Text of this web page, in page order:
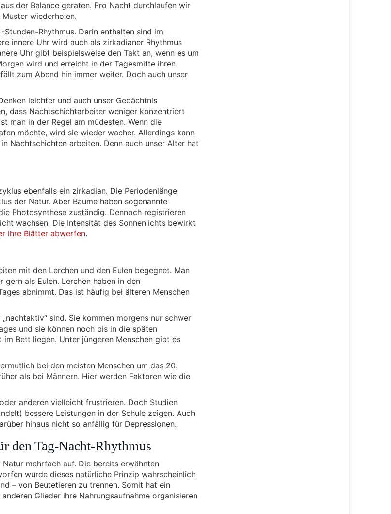
der Balance geraten. Pro Nacht durchlaufen wir
wiederholen.
Rhythmus. Darin enthalten sind im
innere Uhr wird auch als zirkadianer Rhythmus
Uhr gibt beispielsweise den Takt an, wenn es um
wird und erreicht in der Tagesmitte ihren
zum Abend hin immer weiter. Doch auch unser
leichter und auch unser Gedächtnis
dass Nachtschichtarbeiter weniger konzentriert
man in der Regel am müdesten. Wenn die
möchte, wird sie wieder wacher. Allerdings kann
Nachtschichten arbeiten. Denn auch unser Alter hat
ebenfalls ein zirkadian. Die Periodenlänge
der Natur. Aber Bäume haben sogenannte
Photosynthese zuständig. Dennoch registrieren
wachsen. Die Intensität des Sonnenlichts bewirkt
ihre Blätter abwerfen.
mit den Lerchen und den Eulen begegnet. Man
gern als Eulen. Lerchen haben in den
abnimmt. Das ist häufig bei älteren Menschen
sind. Sie kommen morgens nur schwer
und sie können noch bis in die späten
Bett liegen. Unter jüngeren Menschen gibt es
bei den meisten Menschen um das 20.
als bei Männern. Hier werden Faktoren wie die
anderen vielleicht frustrieren. Doch Studien
bessere Leistungen in der Schule zeigen. Auch
hinaus nicht so anfällig für Depressionen.
den Tag-Nacht-Rhythmus
mehrfach auf. Die bereits erwähnten
wurde dieses natürliche Prinzip wahrscheinlich
– von Beutetieren zu trennen. Somit hat ein
Glieder ihre Nahrungsaufnahme organisieren